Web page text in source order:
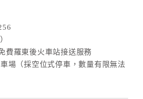
費羅東後火車站接送服務
場（採空位式停車，數量有限無法